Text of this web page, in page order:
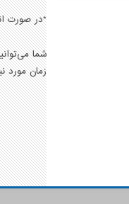
*در صورت
شما
زمان مورد نیاز برای تکمیل